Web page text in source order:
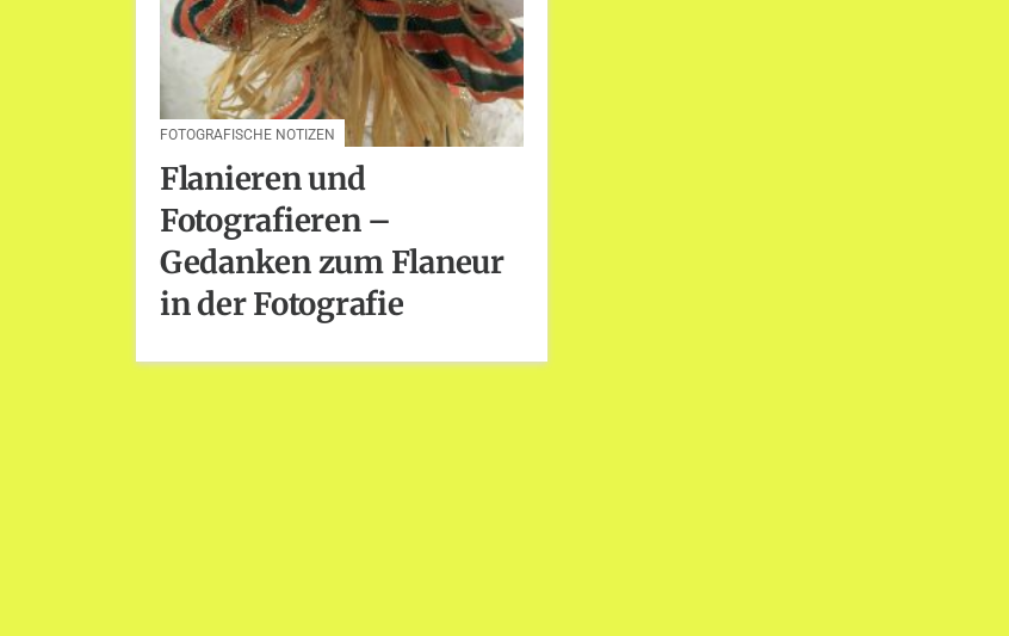
FOTOGRAFISCHE NOTIZEN
Flanieren und
Fotografieren –
Gedanken zum Flaneur
in der Fotografie